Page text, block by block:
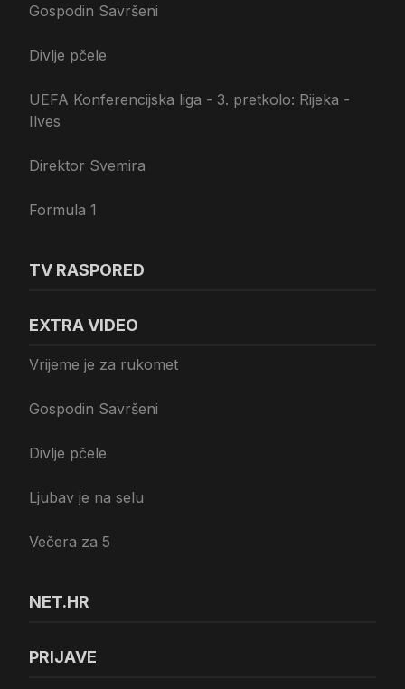
Gospodin Savršeni
Divlje pčele
UEFA Konferencijska liga - 3. pretkolo: Rijeka -
Ilves
Direktor Svemira
Formula 1
TV RASPORED
EXTRA VIDEO
Vrijeme je za rukomet
Gospodin Savršeni
Divlje pčele
Ljubav je na selu
Večera za 5
NET.HR
PRIJAVE